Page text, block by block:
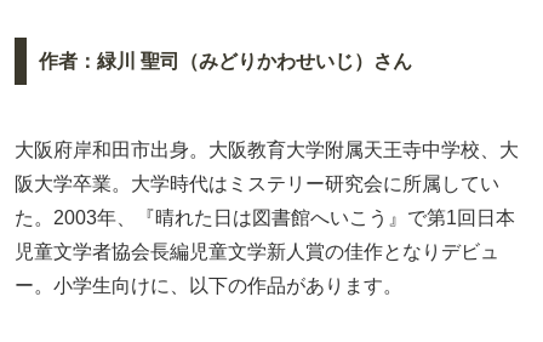
作者：緑川 聖司（みどりかわせいじ）さん
大阪府岸和田市出身。大阪教育大学附属天王寺中学校、大
阪大学卒業。大学時代はミステリー研究会に所属してい
た。2003年、『晴れた日は図書館へいこう』で第1回日本
児童文学者協会長編児童文学新人賞の佳作となりデビュ
ー。小学生向けに、以下の作品があります。